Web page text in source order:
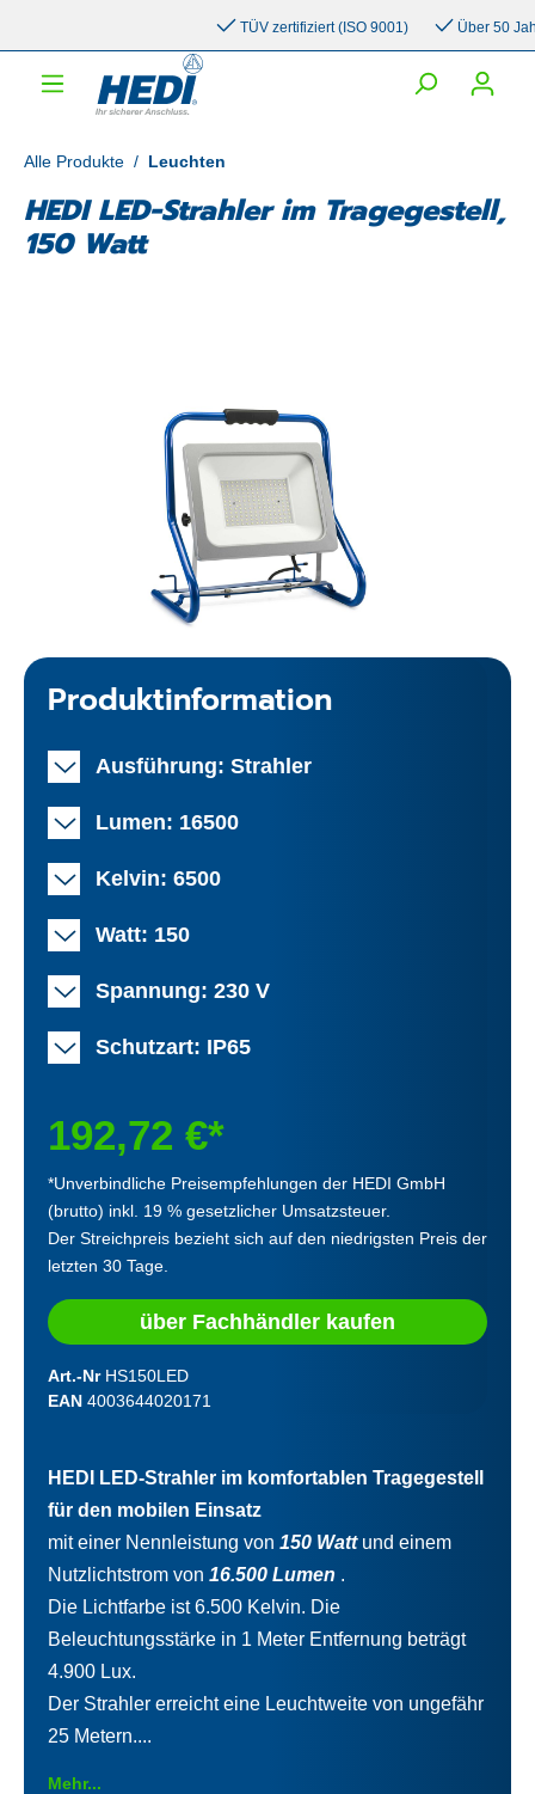
TÜV zertifiziert (ISO 9001) Über 50 Jahre
Alle Produkte / Leuchten
HEDI LED-Strahler im Tragegestell,
150 Watt
Produktinformation
Ausführung: Strahler
Lumen: 16500
Kelvin: 6500
Watt: 150
Spannung: 230 V
Schutzart: IP65
192,72 €*
*Unverbindliche Preisempfehlungen der HEDI GmbH
(brutto) inkl. 19 % gesetzlicher Umsatzsteuer.
Der Streichpreis bezieht sich auf den niedrigsten Preis der
letzten 30 Tage.
über Fachhändler kaufen
Art.-Nr HS150LED
EAN 4003644020171
HEDI LED-Strahler im komfortablen Tragegestell
für den mobilen Einsatz
mit einer Nennleistung von 150 Wattund einem
Nutzlichtstrom von 16.500 Lumen .
Die Lichtfarbe ist 6.500 Kelvin. Die
Beleuchtungsstärke in 1 Meter Entfernung beträgt
4.900 Lux.
Der Strahler erreicht eine Leuchtweite von ungefähr
25 Metern....
Mehr...